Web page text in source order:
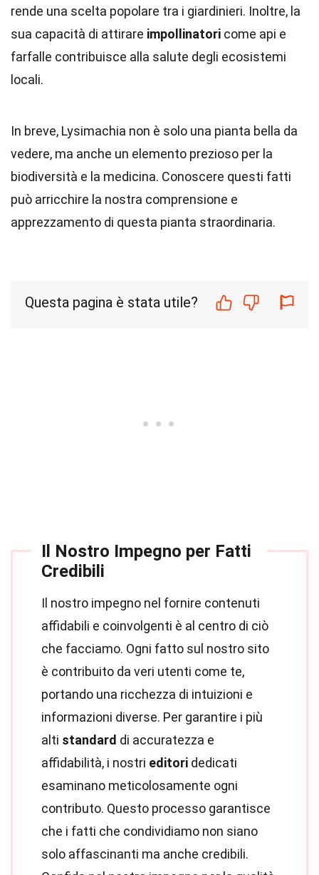
rende una scelta popolare tra i giardinieri. Inoltre, la
sua capacità di attirare impollinatori come api e
farfalle contribuisce alla salute degli ecosistemi
locali.
In breve, Lysimachia non è solo una pianta bella da
vedere, ma anche un elemento prezioso per la
biodiversità e la medicina. Conoscere questi fatti
può arricchire la nostra comprensione e
apprezzamento di questa pianta straordinaria.
Questa pagina è stata utile?
Il Nostro Impegno per Fatti
Credibili
Il nostro impegno nel fornire contenuti
affidabili e coinvolgenti è al centro di ciò
che facciamo. Ogni fatto sul nostro sito
è contribuito da veri utenti come te,
portando una ricchezza di intuizioni e
informazioni diverse. Per garantire i più
alti standard di accuratezza e
affidabilità, i nostri editori dedicati
esaminano meticolosamente ogni
contributo. Questo processo garantisce
che i fatti che condividiamo non siano
solo affascinanti ma anche credibili.